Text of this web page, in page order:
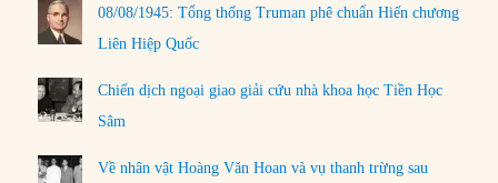
08/08/1945: Tổng thống Truman phê chuẩn Hiến chương
Liên Hiệp Quốc
Chiến dịch ngoại giao giải cứu nhà khoa học Tiền Học
Sâm
Về nhân vật Hoàng Văn Hoan và vụ thanh trừng sau